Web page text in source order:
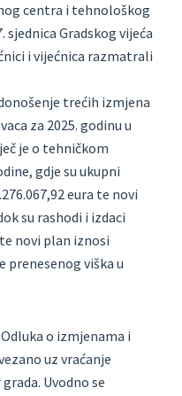
centra i tehnološkog
sjednica Gradskog vijeća
i vijećnica razmatrali
trećih izmjena
za 2025. godinu u
je o tehničkom
gdje su ukupni
eura te novi
su rashodi i izdaci
novi plan iznosi
prenesenog viška u
o izmjenama i
uz vraćanje
Uvodno se